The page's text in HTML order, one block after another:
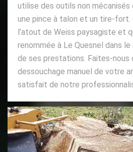
utilise des outils non mécanisés
une pince à talon et un tire-fort.
l’atout de Weiss paysagiste et
renommée à Le Quesnel dans
de ses prestations. Faites-nous
dessouchage manuel de votre
satisfait de notre